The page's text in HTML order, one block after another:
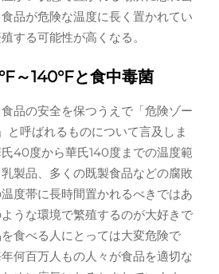
品が危険な温度に長く置かれてい
する可能性が高くなる。
～140°Fと食中毒菌
品の安全を保つうえで「危険ゾー
呼ばれるものについて言及しま
40度から華氏140度までの温度範
製品、多くの既製食品などの腐敗
度帯に長時間置かれるべきではあ
うな環境で繁殖するのが大好きで
食べる人にとっては大変危険で
何百万人もの人々が食品を適切な